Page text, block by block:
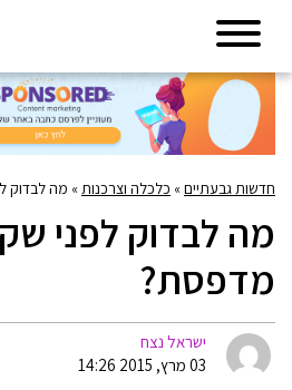
חדשות גבעתיים» כלכלה וצרכנות » מה לבדוק
מה לבדוק לפני
מדפסת?
ישראל נצח
03 מרץ, 2015 14:26